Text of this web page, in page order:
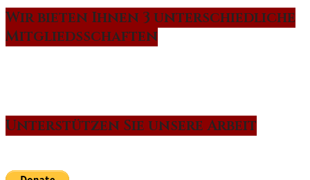
Wir bieten Ihnen 3 unterschiedliche
Mitgliedsschaften
Unterstützen Sie unsere Arbeit